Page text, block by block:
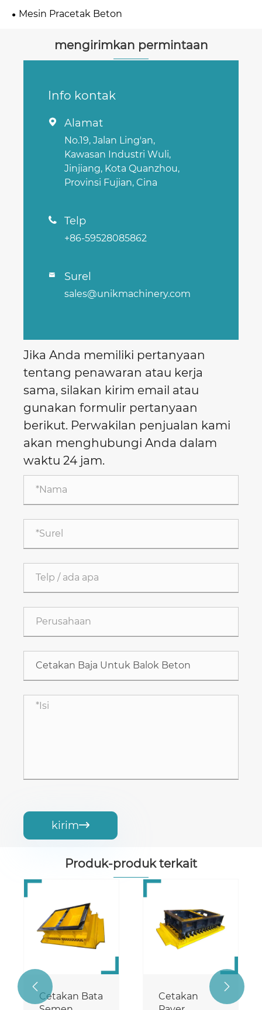
Mesin Pracetak Beton
mengirimkan permintaan
Info kontak
 Alamat
No.19, Jalan Ling'an,
Kawasan Industri Wuli,
Jinjiang, Kota Quanzhou,
Provinsi Fujian, Cina
 Telp
+86-59528085862
 Surel
sales@unikmachinery.com
Jika Anda memiliki pertanyaan
tentang penawaran atau kerja
sama, silakan kirim email atau
gunakan formulir pertanyaan
berikut. Perwakilan penjualan kami
akan menghubungi Anda dalam
waktu 24 jam.
kirim
Produk-produk terkait
Cetakan Bata
Cetakan
 